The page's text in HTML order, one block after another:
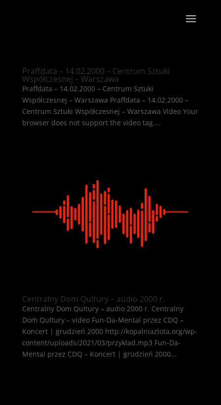
Praffdata – 14.02.2000 – Centrum Sztuki
Współczesnej – Warszawa
Praffdata – 14.02.2000 – Centrum Sztuki
Współczesnej – Warszawa Praffdata – 14.02.2000 –
Centrum Sztuki Współczesnej – Warszawa Video Your
browser does not support the video tag....
Centralny Dom Qultury – audio 2000 r.
Centralny Dom Qultury – audio 2000 r. Centralny
Dom Qultury – video Fun-Da-Mental przez CDQ –
Koncert | grudzień 2000 http://kopalniazlota.org/wp-
content/uploads/2021/03/przyklad.mp3 Fun-Da-
Mental przez CDQ – Koncert | grudzień 2000...